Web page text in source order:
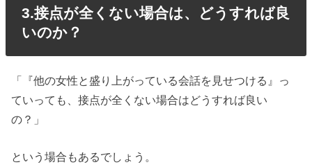
3.接点が全くない場合は、どうすれば良
いのか？
「『他の女性と盛り上がっている会話を見せつける』っ
ていっても、接点が全くない場合はどうすれば良い
の？」
という場合もあるでしょう。